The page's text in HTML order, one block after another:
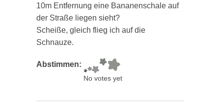
10m Entfernung eine Bananenschale auf
der Straße liegen sieht?
Scheiße, gleich flieg ich auf die
Schnauze.
Abstimmen:
No votes yet